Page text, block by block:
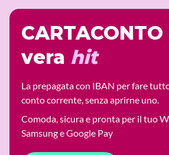
vera hit
La prepagata con IBAN per fare
conto corrente, senza aprirne uno.
Comoda, sicura e pronta per il tuo
Samsung e Google Pay